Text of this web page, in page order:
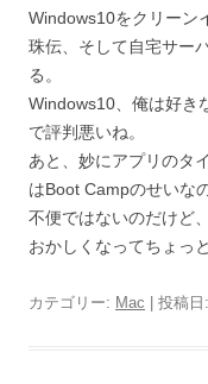
Windows10をクリーン
珠伝、そして自宅サー
る。
Windows10、俺は好き
で評判悪いね。
あと、妙にアプリのタ
はBoot Campのせいな
不便ではないのだけど
おかしくなってちょっ
カテゴリー: Mac | 投稿日: